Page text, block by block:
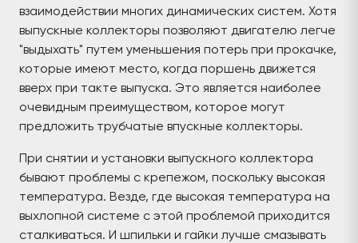
взаимодействии многих динамических систем. Хотя
выпускные коллекторы позволяют двигателю легче
"выдыхать" путем уменьшения потерь при прокачке,
которые имеют место, когда поршень движется
вверх при такте выпуска. Это является наиболее
очевидным преимуществом, которое могут
предложить трубчатые впускные коллекторы.
При снятии и установки выпускного коллектора
бывают проблемы с крепежом, поскольку высокая
температура. Везде, где высокая температура на
выхлопной системе с этой проблемой приходится
сталкиваться. И шпильки и гайки лучше смазывать